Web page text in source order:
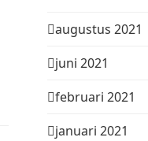
augustus 2021
juni 2021
februari 2021
januari 2021